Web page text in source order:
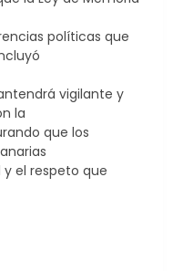
políticas que
vigilante y
la
que los
el respeto que